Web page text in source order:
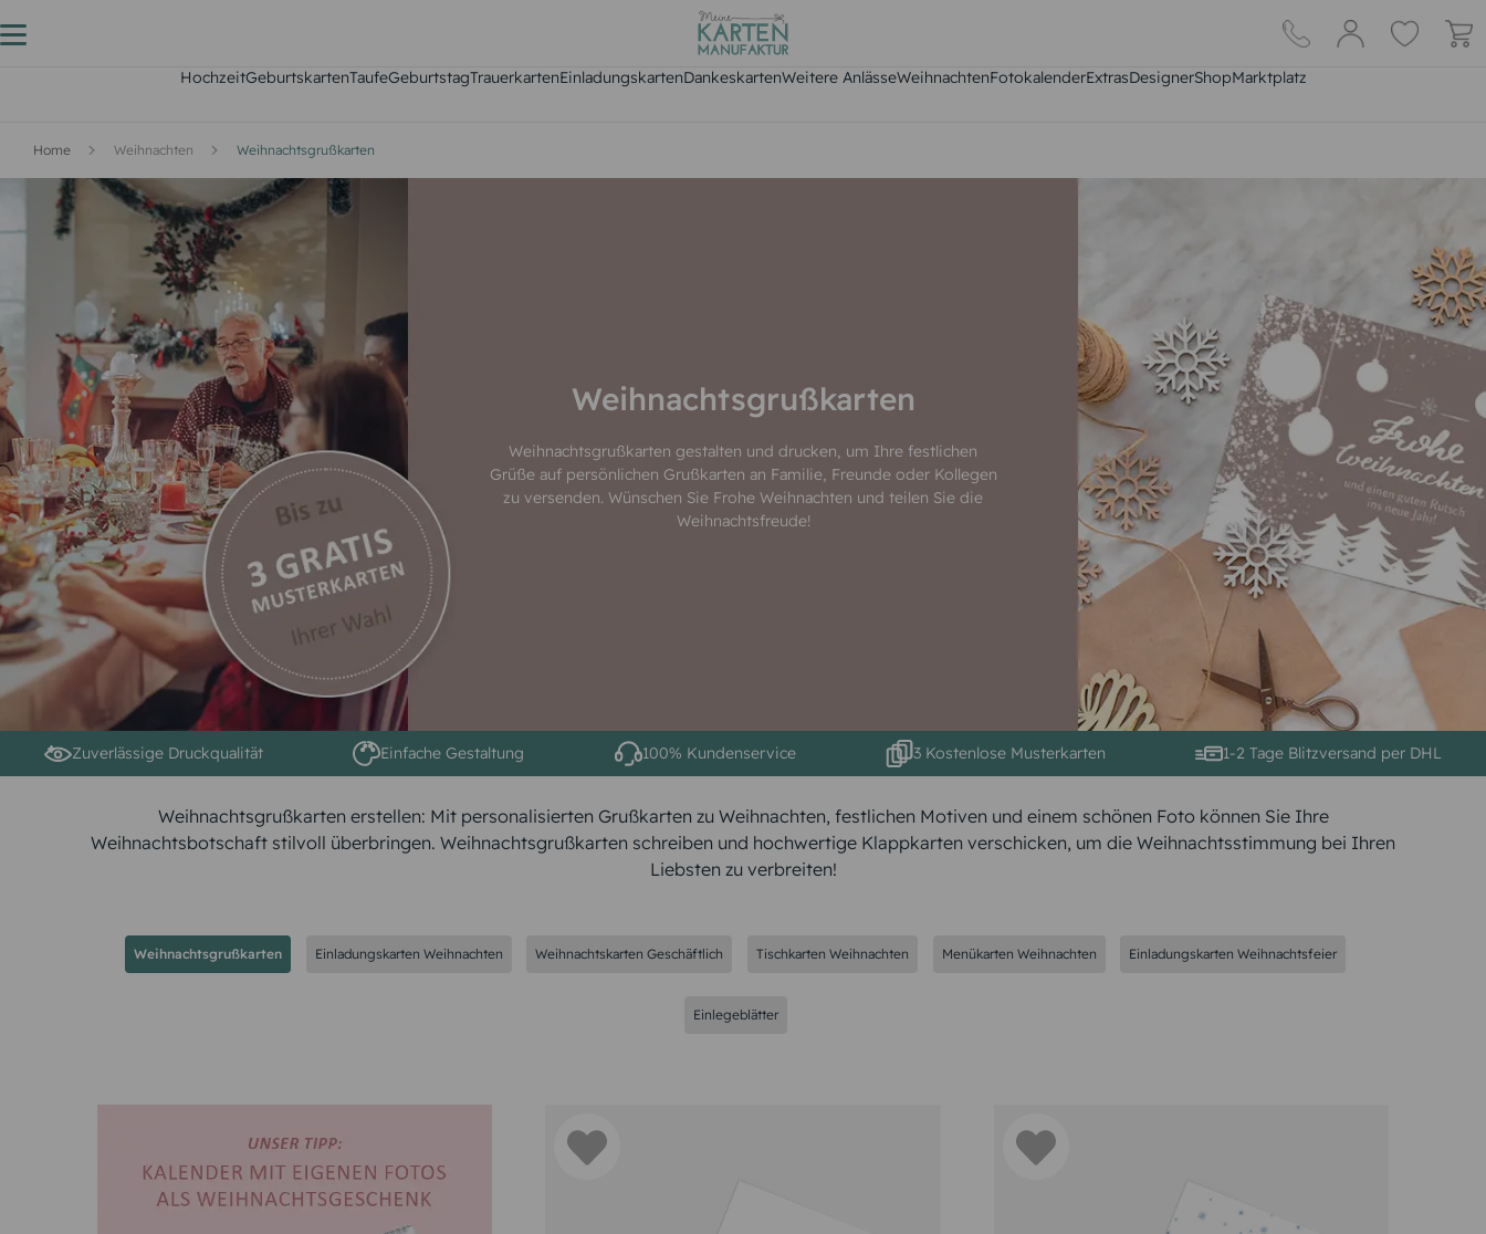
HochzeitGeburtskartenTaufeGeburtstagTrauerkartenEinladungskartenDankeskartenWeitere AnlässeWeihnachtenFotokalenderExtrasDesignerShopMarktplatz
Home Weihnachten Weihnachtsgrußkarten
Weihnachtsgrußkarten
Weihnachtsgrußkarten gestalten und drucken, um Ihre festlichen
Grüße auf persönlichen Grußkarten an Familie, Freunde oder Kollegen
zu versenden. Wünschen Sie Frohe Weihnachten und teilen Sie die
Weihnachtsfreude!
Zuverlässige Druckqualität Einfache Gestaltung 100% Kundenservice 3 Kostenlose Musterkarten 1-2 Tage Blitzversand per DHL
Weihnachtsgrußkarten erstellen: Mit personalisierten Grußkarten zu Weihnachten, festlichen Motiven und einem schönen Foto können Sie Ihre
Weihnachtsbotschaft stilvoll überbringen. Weihnachtsgrußkarten schreiben und hochwertige Klappkarten verschicken, um die Weihnachtsstimmung bei Ihren
Liebsten zu verbreiten!
Weihnachtsgrußkarten Einladungskarten Weihnachten Weihnachtskarten Geschäftlich Tischkarten Weihnachten Menükarten Weihnachten Einladungskarten Weihnachtsfeier
Einlegeblätter